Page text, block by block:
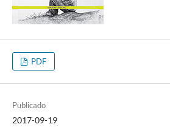
PDF
Publicado
2017-09-19